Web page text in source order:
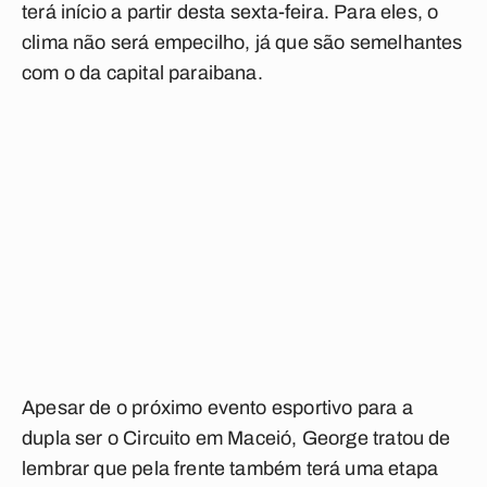
terá início a partir desta sexta-feira. Para eles, o
clima não será empecilho, já que são semelhantes
com o da capital paraibana.
Apesar de o próximo evento esportivo para a
dupla ser o Circuito em Maceió, George tratou de
lembrar que pela frente também terá uma etapa